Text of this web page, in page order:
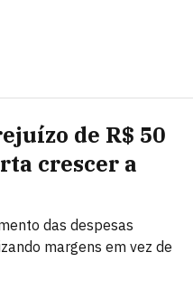
de R$ 50
crescer a
das despesas
margens em vez de